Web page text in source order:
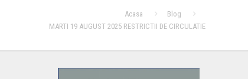
Acasa
Blog
MARTI 19 AUGUST 2025 RESTRICTII DE CIRCULATIE